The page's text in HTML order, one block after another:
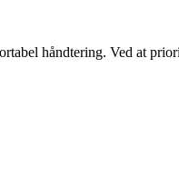
håndtering. Ved at